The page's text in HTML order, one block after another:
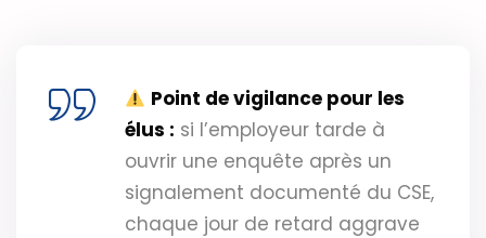
Point de vigilance pour les
élus : si l’employeur tarde à
ouvrir une enquête après un
signalement documenté du CSE,
chaque jour de retard aggrave